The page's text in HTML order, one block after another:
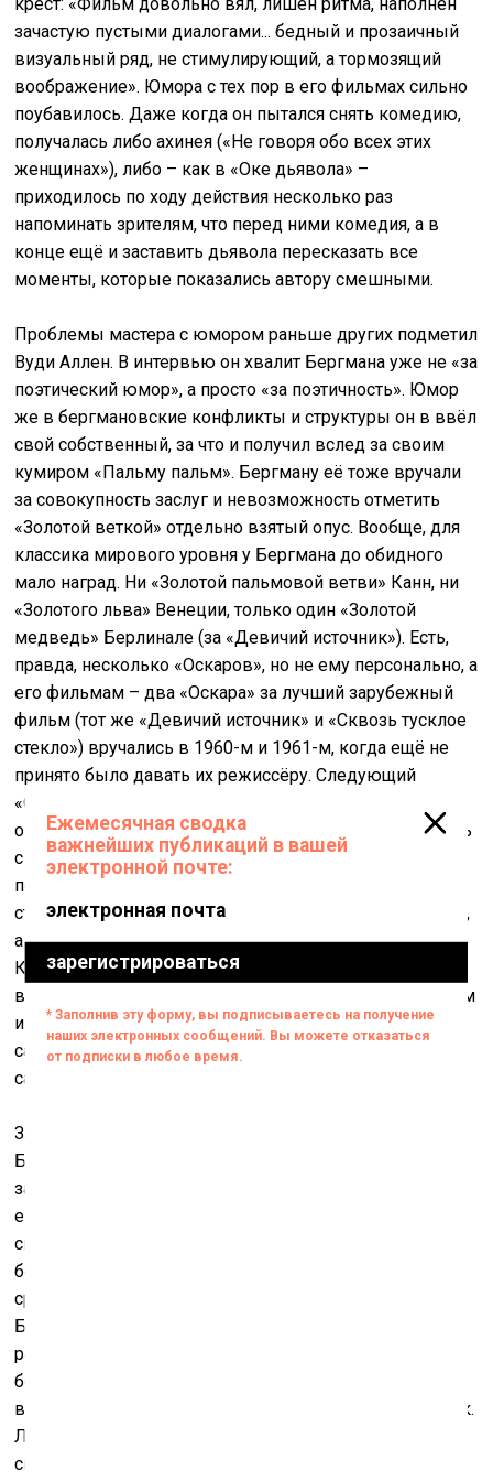
зачастую пустыми диалогами... бедный и прозаичный
визуальный ряд, не стимулирующий, а тормозящий
воображение». Юмора с тех пор в его фильмах сильно
поубавилось. Даже когда он пытался снять комедию,
получалась либо ахинея («Не говоря обо всех этих
женщинах»), либо – как в «Оке дьявола» –
приходилось по ходу действия несколько раз
напоминать зрителям, что перед ними комедия, а в
конце ещё и заставить дьявола пересказать все
моменты, которые показались автору смешными.
Проблемы мастера с юмором раньше других подметил
Вуди Аллен. В интервью он хвалит Бергмана уже не «за
поэтический юмор», а просто «за поэтичность». Юмор
же в бергмановские конфликты и структуры он в ввёл
свой собственный, за что и получил вслед за своим
кумиром «Пальму пальм». Бергману её тоже вручали
за совокупность заслуг и невозможность отметить
«Золотой веткой» отдельно взятый опус. Вообще, для
классика мирового уровня у Бергмана до обидного
мало наград. Ни «Золотой пальмовой ветви» Канн, ни
«Золотого льва» Венеции, только один «Золотой
медведь» Берлинале (за «Девичий источник»). Есть,
правда, несколько «Оскаров», но не ему персонально, а
его фильмам – два «Оскара» за лучший зарубежный
фильм (тот же «Девичий источник» и «Сквозь тусклое
стекло») вручались в 1960-м и 1961-м, когда ещё не
принято было давать их режиссёру. Следующий
«Оскар» получили «Шёпоты и крики», но лишь за
операторскую работу. Совсем унизительно получилось
с «Фанни и Александром» – наградили художника-
постановщика, оператора и даже костюмера плюс
страну Швецию (опять за лучший зарубежный фильм),
а режиссёрская номинация Бергмана пролетела.
Кроме «Пальмы пальм» ему по совокупности заслуг
вручили ещё и почетного «Золотого льва», но критикам
и зрителям это задачи не облегчает: получается, нужно
самим копаться в его обширном наследии и
самостоятельно отделять зёрна от плевел.
Задача усложняется тем, что многие похвалы в адрес
Бергмана от его почитателей звучат как
завуалированные издёвки. Ларс фон Триер отвесил
ему такой комплимент: «Единственный режиссёр на
свете, у которого в разгар сюжета может появиться
белый клоун в призрачном освещении, – и это
сработает». И добавил: «Я больше всего восхищаюсь
Бергманом как сценаристом. Он на самом деле
разбирается, как писать диалоги». Это при том, что
больше всего конфликтов с актёрами у Бергмана
возникало именно из-за слишком театральных реплик.
Линч назвал его фильмы «разрежёнными
сновидениями». Поди пойми, хорошо это или плохо. А